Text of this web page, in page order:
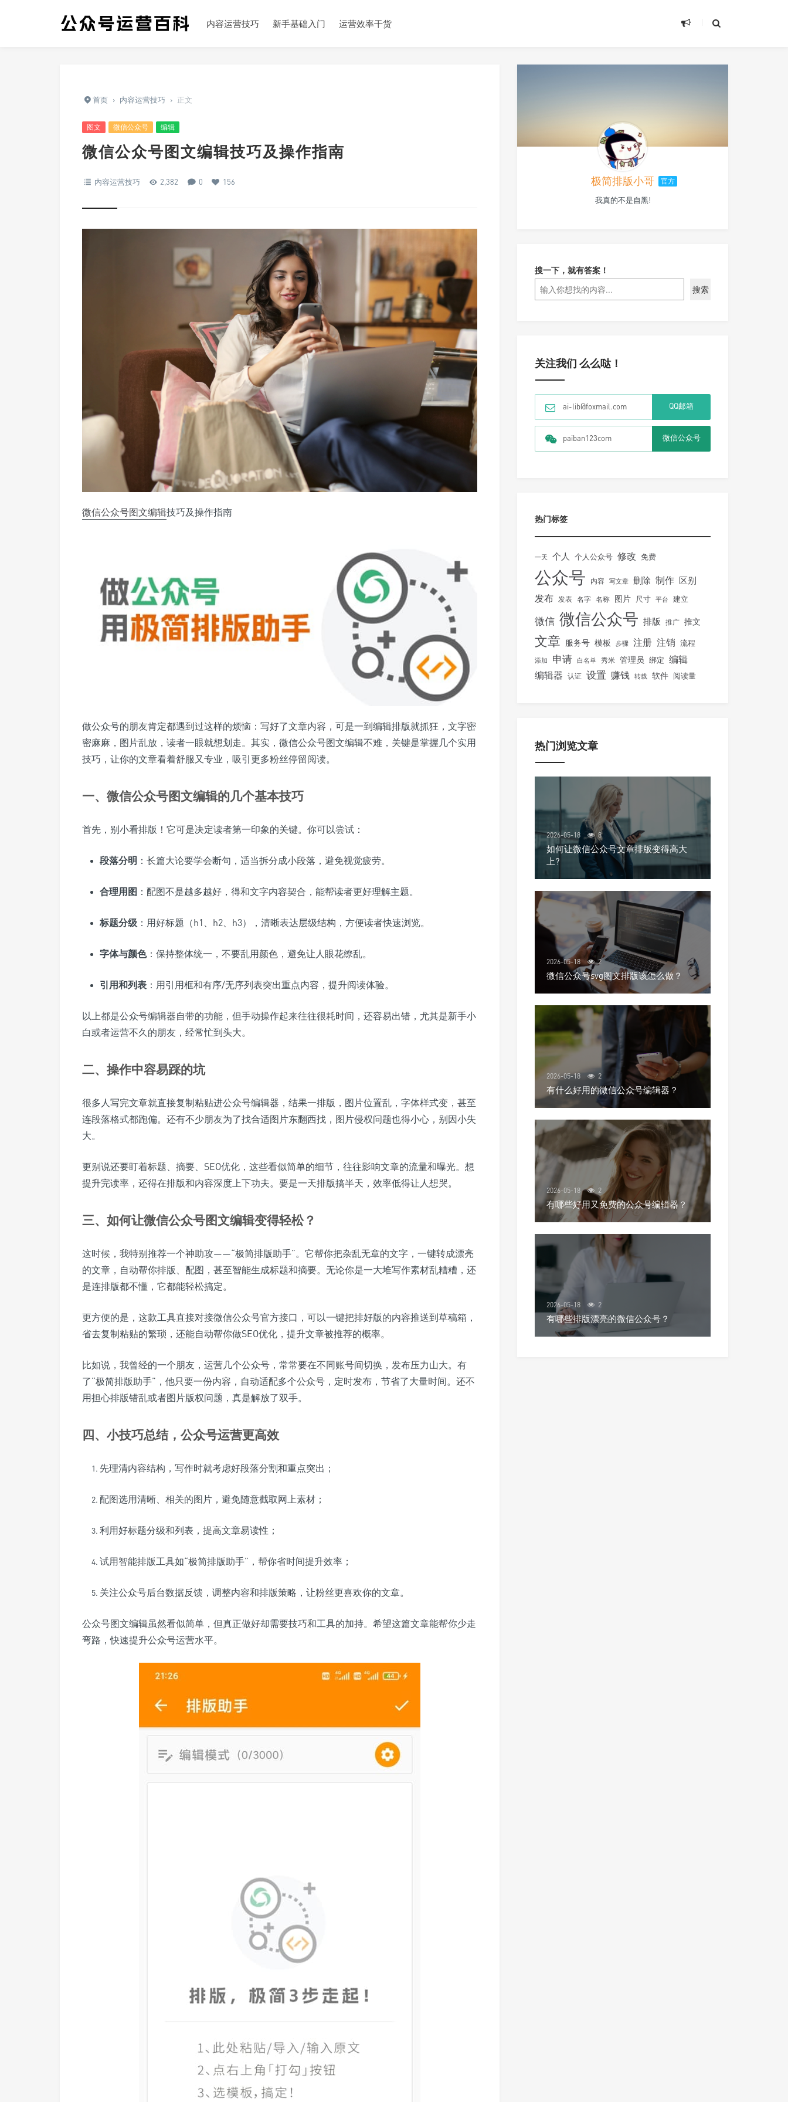
内容运营技巧 新手基础入门 运营效率干货
首页 › 内容运营技巧 › 正文
图文 微信公众号 编辑
微信公众号图文编辑技巧及操作指南
内容运营技巧 2,382 0 156
微信公众号图文编辑技巧及操作指南
做公众号的朋友肯定都遇到过这样的烦恼：写好了文章内容，可是一到编辑排版就抓狂，文字密
密麻麻，图片乱放，读者一眼就想划走。其实，微信公众号图文编辑不难，关键是掌握几个实用
技巧，让你的文章看着舒服又专业，吸引更多粉丝停留阅读。
一、微信公众号图文编辑的几个基本技巧
首先，别小看排版！它可是决定读者第一印象的关键。你可以尝试：
段落分明 ：长篇大论要学会断句，适当拆分成小段落，避免视觉疲劳。
合理用图 ：配图不是越多越好，得和文字内容契合，能帮读者更好理解主题。
标题分级 ：用好标题（h1、h2、h3），清晰表达层级结构，方便读者快速浏览。
字体与颜色：保持整体统一，不要乱用颜色，避免让人眼花缭乱。
引用和列表 ：用引用框和有序/无序列表突出重点内容，提升阅读体验。
以上都是公众号编辑器自带的功能，但手动操作起来往往很耗时间，还容易出错，尤其是新手小
白或者运营不久的朋友，经常忙到头大。
二、操作中容易踩的坑
很多人写完文章就直接复制粘贴进公众号编辑器，结果一排版，图片位置乱，字体样式变，甚至
连段落格式都跑偏。还有不少朋友为了找合适图片东翻西找，图片侵权问题也得小心，别因小失
大。
更别说还要盯着标题、摘要、SEO优化，这些看似简单的细节，往往影响文章的流量和曝光。想
提升完读率，还得在排版和内容深度上下功夫。要是一天排版搞半天，效率低得让人想哭。
三、如何让微信公众号图文编辑变得轻松？
这时候，我特别推荐一个神助攻——“极简排版助手”。它帮你把杂乱无章的文字，一键转成漂亮
的文章，自动帮你排版、配图，甚至智能生成标题和摘要。无论你是一大堆写作素材乱糟糟，还
是连排版都不懂，它都能轻松搞定。
更方便的是，这款工具直接对接微信公众号官方接口，可以一键把排好版的内容推送到草稿箱，
省去复制粘贴的繁琐，还能自动帮你做SEO优化，提升文章被推荐的概率。
比如说，我曾经的一个朋友，运营几个公众号，常常要在不同账号间切换，发布压力山大。有
了“极简排版助手”，他只要一份内容，自动适配多个公众号，定时发布，节省了大量时间。还不
用担心排版错乱或者图片版权问题，真是解放了双手。
四、小技巧总结，公众号运营更高效
先理清内容结构，写作时就考虑好段落分割和重点突出；
配图选用清晰、相关的图片，避免随意截取网上素材；
利用好标题分级和列表，提高文章易读性；
试用智能排版工具如“极简排版助手”，帮你省时间提升效率；
关注公众号后台数据反馈，调整内容和排版策略，让粉丝更喜欢你的文章。
公众号图文编辑虽然看似简单，但真正做好却需要技巧和工具的加持。希望这篇文章能帮你少走
弯路，快速提升公众号运营水平。
极简排版小哥 官方
我真的不是自黑!
搜一下，就有答案！
搜索
关注我们 么么哒！
ai-lib@foxmail.com QQ邮箱
paiban123com 微信公众号
热门标签
一天 个人 个人公众号 修改 免费
公众号 内容 写文章 删除 制作 区别
发布 发表 名字 名称 图片 尺寸 平台 建立
微信 微信公众号 排版 推广 推文
文章 服务号 模板 步骤 注册 注销 流程
添加 申请 白名单 秀米 管理员 绑定 编辑
编辑器
认证 设置 赚钱 转载 软件 阅读量
热门浏览文章
2026-05-18 8
如何让微信公众号文章排版变得高大
上?
2026-05-18 2
微信公众号svg图文排版该怎么做？
2026-05-18 2
有什么好用的微信公众号编辑器？
2026-05-18 2
有哪些好用又免费的公众号编辑器？
2026-05-18 2
有哪些排版漂亮的微信公众号？